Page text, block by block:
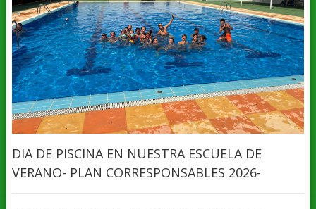
DIA DE PISCINA EN NUESTRA ESCUELA DE
VERANO- PLAN CORRESPONSABLES 2026-